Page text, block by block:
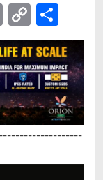
Print
Copy
Link